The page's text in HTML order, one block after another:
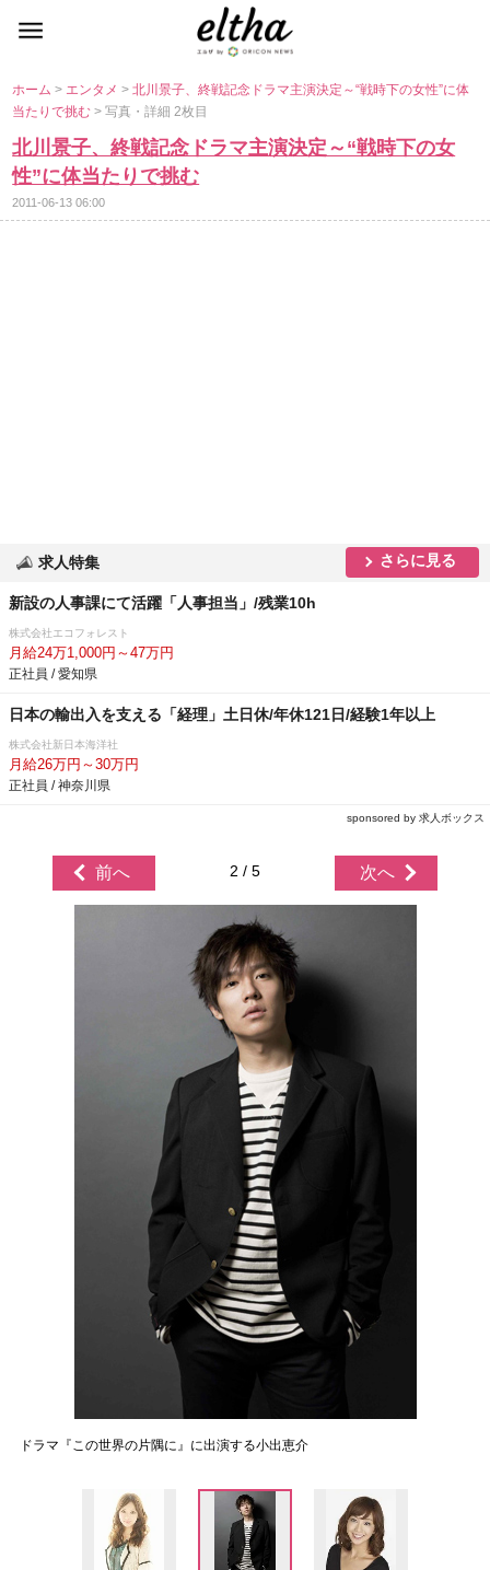
ホーム> エンタメ>北川景子、終戦記念ドラマ主演決定～“戦時下の女性”に体
当たりで挑む> 写真・詳細 2枚目
北川景子、終戦記念ドラマ主演決定～“戦時下の女
性”に体当たりで挑む
2011-06-13 06:00
求人特集 さらに見る
新設の人事課にて活躍「人事担当」/残業10h
株式会社エコフォレスト
月給24万1,000円～47万円
正社員 / 愛知県
日本の輸出入を支える「経理」土日休/年休121日/経験1年以上
株式会社新日本海洋社
月給26万円～30万円
正社員 / 神奈川県
sponsored by 求人ボックス
前へ 2 / 5 次へ
ドラマ『この世界の片隅に』に出演する小出恵介